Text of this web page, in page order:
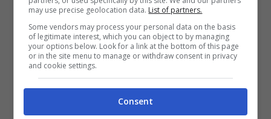
Scivolone di Berrettini: Sinner ne ha
vinta un’altra
13 Dicembre 2023
may use precise geolocation data. List of partners.
Some vendors may process your personal data on the basis
of legitimate interest, which you can object to by managing
your options below. Look for a link at the bottom of this page
or in the site menu to manage or withdraw consent in privacy
and cookie settings.
Consent